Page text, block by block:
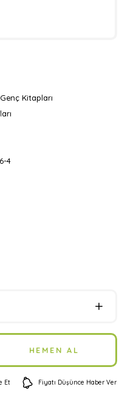
Kitapları
4
HEMEN AL
Et Fiyatı Düşünce Haber Ver